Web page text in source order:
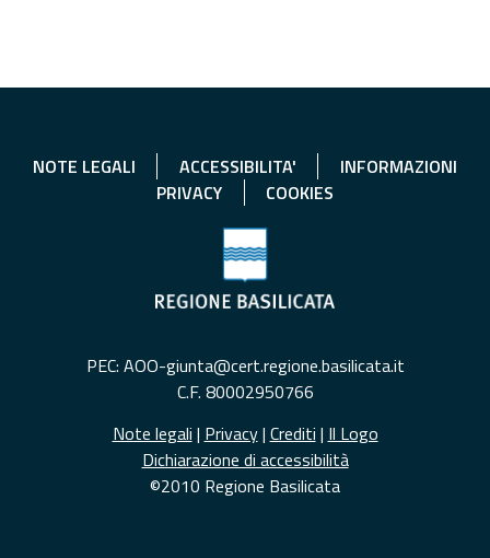
NOTE LEGALI ACCESSIBILITA'
INFORMAZIONI
PRIVACY
COOKIES
PEC: AOO-giunta@cert.regione.basilicata.it
C.F. 80002950766
Note legali | Privacy| Crediti | Il Logo
Dichiarazione di accessibilità
©2010 Regione Basilicata